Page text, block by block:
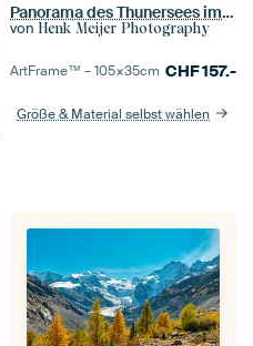
Panorama des Thunersees im Berner Oberland
von Henk Meijer Photography
ArtFrame™ –105×35cm CHF157.-
Größe & Material selbst wählen